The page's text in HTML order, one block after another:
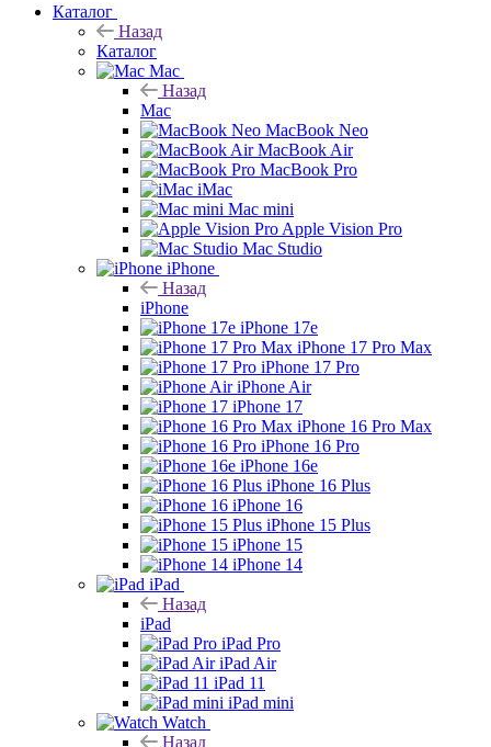
Каталог
Назад
Каталог
Mac
Назад
Mac
MacBook Neo
MacBook Air
MacBook Pro
iMac
Mac mini
Apple Vision Pro
Mac Studio
iPhone
Назад
iPhone
iPhone 17e
iPhone 17 Pro Max
iPhone 17 Pro
iPhone Air
iPhone 17
iPhone 16 Pro Max
iPhone 16 Pro
iPhone 16e
iPhone 16 Plus
iPhone 16
iPhone 15 Plus
iPhone 15
iPhone 14
iPad
Назад
iPad
iPad Pro
iPad Air
iPad 11
iPad mini
Watch
Назад